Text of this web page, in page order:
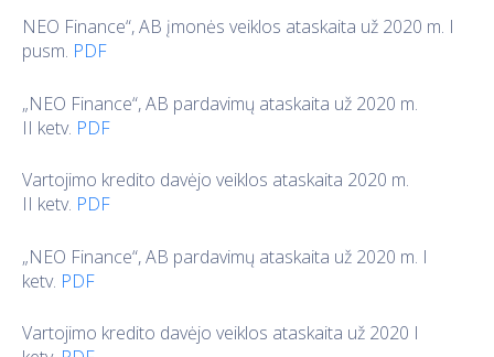
NEO Finance“, AB įmonės veiklos ataskaita už 2020 m. I
pusm. PDF
„NEO Finance“, AB pardavimų ataskaita už 2020 m.
II ketv. PDF
Vartojimo kredito davėjo veiklos ataskaita 2020 m.
II ketv. PDF
„NEO Finance“, AB pardavimų ataskaita už 2020 m. I
ketv. PDF
Vartojimo kredito davėjo veiklos ataskaita už 2020 I